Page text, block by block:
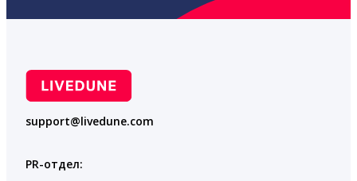
support@livedune.com
PR-отдел: